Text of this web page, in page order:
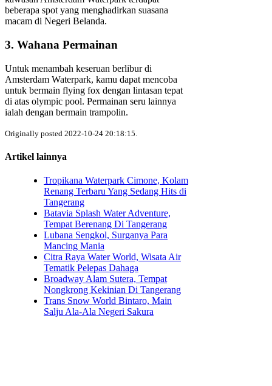
beberapa spot yang menghadirkan suasana
macam di Negeri Belanda.
3. Wahana Permainan
Untuk menambah keseruan berlibur di
Amsterdam Waterpark, kamu dapat mencoba
untuk bermain flying fox dengan lintasan tepat
di atas olympic pool. Permainan seru lainnya
ialah dengan bermain trampolin.
Originally posted 2022-10-24 20:18:15.
Artikel lainnya
Tropikana Waterpark Cimone, Kolam
Renang Terbaru Yang Sedang Hits di
Tangerang
Batavia Splash Water Adventure,
Tempat Berenang Di Tangerang
Lubana Sengkol, Surganya Para
Mancing Mania
Citra Raya Water World, Wisata Air
Tematik Pelepas Dahaga
Broadway Alam Sutera, Tempat
Nongkrong Kekinian Di Tangerang
Trans Snow World Bintaro, Main
Salju Ala-Ala Negeri Sakura